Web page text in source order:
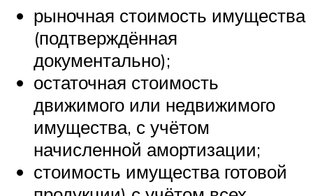
рыночная стоимость имущества
(подтверждённая
документально);
остаточная стоимость
движимого или недвижимого
имущества, с учётом
начисленной амортизации;
стоимость имущества готовой